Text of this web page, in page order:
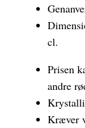
cl.
Prisen
andre
Kræver